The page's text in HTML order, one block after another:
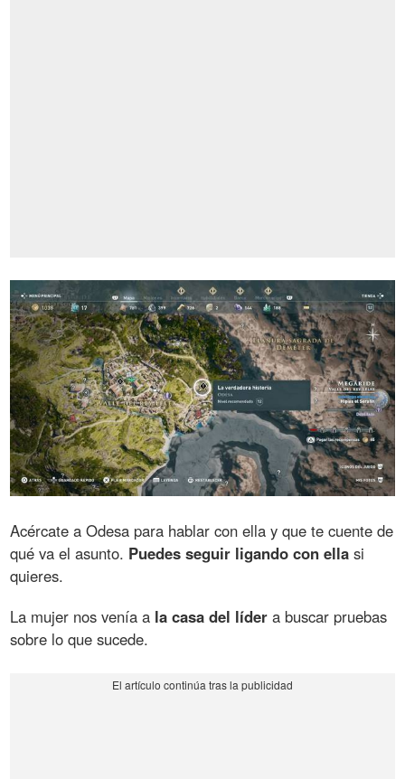
Acércate a Odesa para hablar con ella y que te cuente de
qué va el asunto. Puedes seguir ligando con ella si
quieres.
La mujer nos venía a la casa del líder a buscar pruebas
sobre lo que sucede.